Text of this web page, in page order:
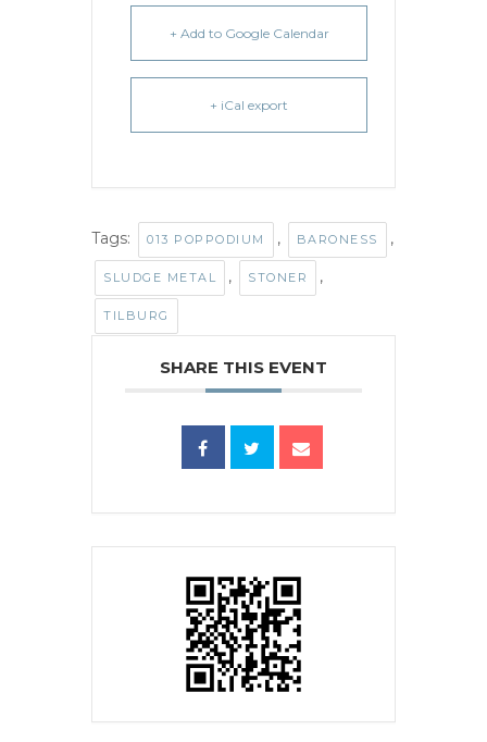
+ Add to Google Calendar
+ iCal export
Tags: 013 POPPODIUM , BARONESS ,
SLUDGE METAL , STONER ,
TILBURG
SHARE THIS EVENT